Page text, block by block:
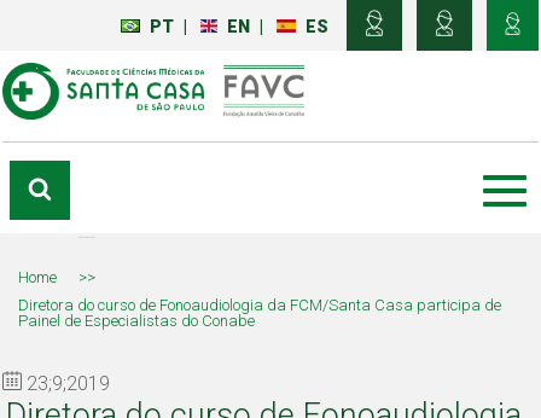
PT EN ES
Home
>>
Diretora do curso de Fonoaudiologia da FCM/Santa Casa participa de
Painel de Especialistas do Conabe
23;9;2019